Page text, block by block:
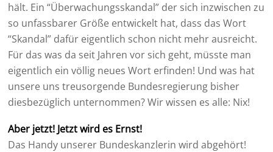
hält. Ein “Überwachungsskandal” der sich inzwischen zu
so unfassbarer Größe entwickelt hat, dass das Wort
“Skandal” dafür eigentlich schon nicht mehr ausreicht.
Für das was da seit Jahren vor sich geht, müsste man
eigentlich ein völlig neues Wort erfinden! Und was hat
unsere uns treusorgende Bundesregierung bisher
diesbezüglich unternommen? Wir wissen es alle: Nix!
Aber jetzt! Jetzt wird es Ernst!
Das Handy unserer Bundeskanzlerin wird abgehört!